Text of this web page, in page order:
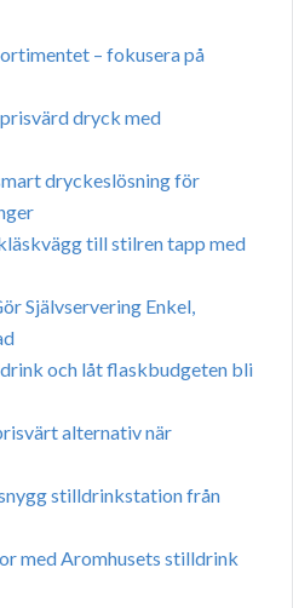
– fokusera på
dryck med
dryckeslösning för
till stilren tapp med
Självservering Enkel,
och låt flaskbudgeten bli
alternativ när
stilldrinkstation från
med Aromhusets stilldrink